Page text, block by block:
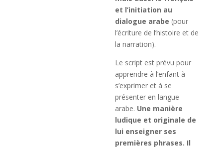
et l’initiation au
dialogue arabe (pour
l’écriture de l’histoire et de
la narration).
Le script est prévu pour
apprendre à l’enfant à
s’exprimer et à se
présenter en langue
arabe. Une manière
ludique et originale de
lui enseigner ses
premières phrases. Il